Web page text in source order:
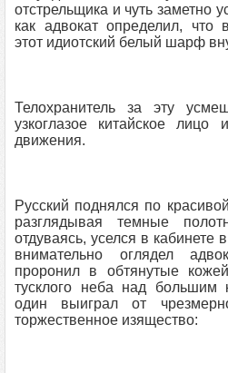
отстрельщика и чуть заметно
как адвокат определил, что
этот идиотский белый шарф
Телохранитель за эту
узкоглазое китайское лицо
движения.
Русский поднялся по
разглядывая темные
отдуваясь, уселся в кабинете
внимательно оглядел
проронил в обтянутые
тусклого неба над
один выиграл от
торжественное изящество: